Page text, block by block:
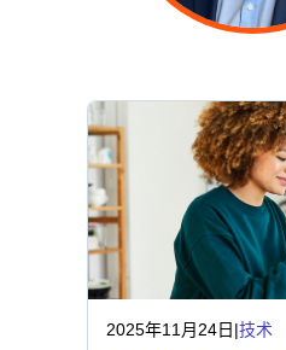
2025年11月24日 |技术